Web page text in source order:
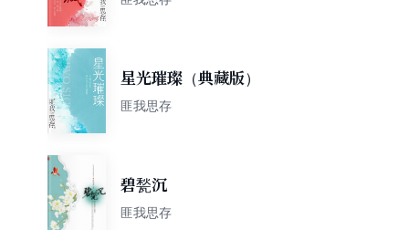
星光璀璨（典藏版）
匪我思存
碧甃沉
匪我思存